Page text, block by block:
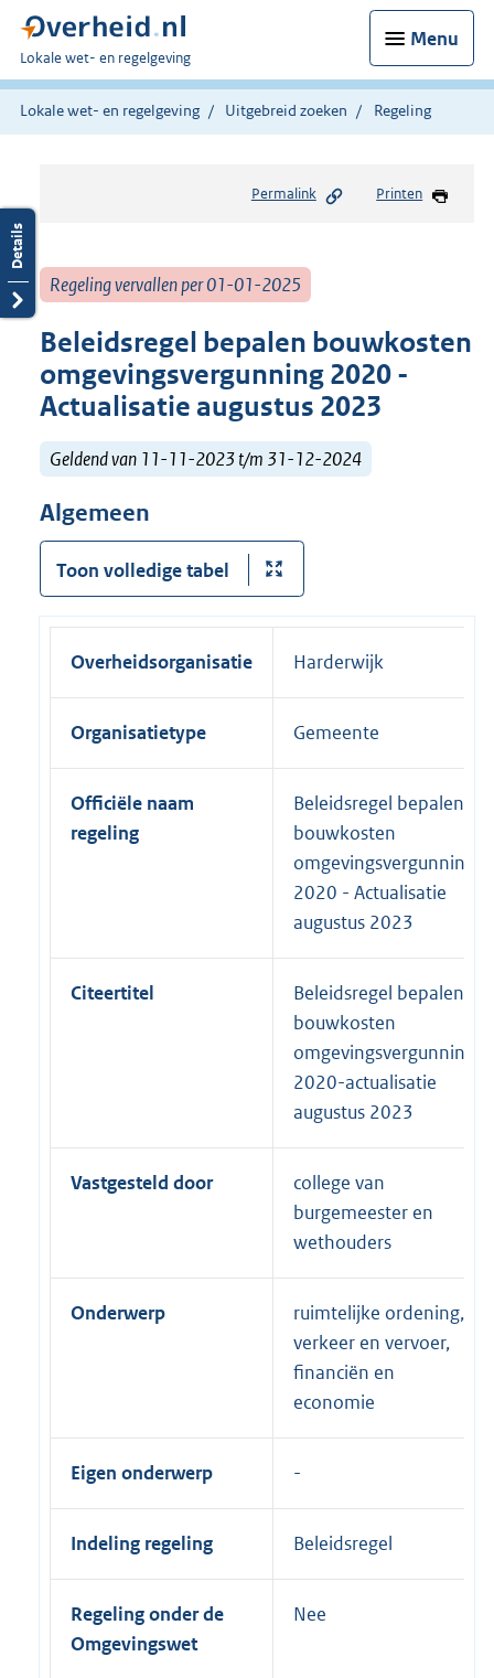
Menu
U
bent
hier:
Lokale wet- en regelgeving
Lokale wet- en regelgeving Uitgebreid zoeken Regeling
Permalink Printen
Regeling vervallen per 01-01-2025
Beleidsregel bepalen bouwkosten
omgevingsvergunning 2020 -
Actualisatie augustus 2023
Geldend van 11-11-2023 t/m 31-12-2024
Algemeen
Toon volledige tabel
Overheidsorganisatie Harderwijk
Organisatietype Gemeente
Officiële naam
regeling
Beleidsregel bepalen
bouwkosten
omgevingsvergunning
2020 - Actualisatie
augustus 2023
Citeertitel
Beleidsregel bepalen
bouwkosten
omgevingsvergunning
2020-actualisatie
augustus 2023
Vastgesteld door
college van
burgemeester en
wethouders
Onderwerp
ruimtelijke ordening,
verkeer en vervoer,
financiën en
economie
Eigen onderwerp
Indeling regeling Beleidsregel
Regeling onder de
Omgevingswet
Nee